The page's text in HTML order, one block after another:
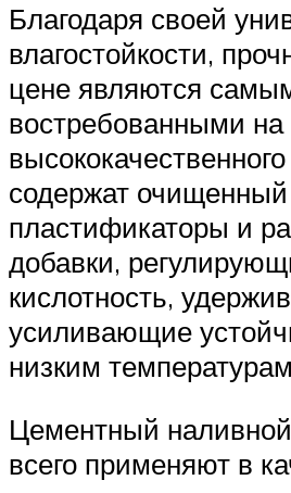
Благодаря своей
влагостойкости,
цене являются
востребованными
содержат очищенный
пластификаторы и
добавки,
кислотность,
усиливающие
низким
Цементный
всего применяют в